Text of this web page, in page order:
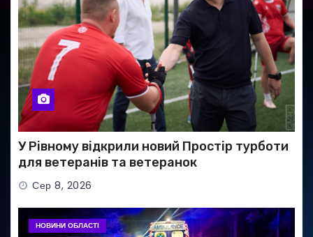
У Рівному відкрили новий Простір турботи
для ветеранів та ветеранок
Сер 8, 2026
НОВИНИ ОБЛАСТІ